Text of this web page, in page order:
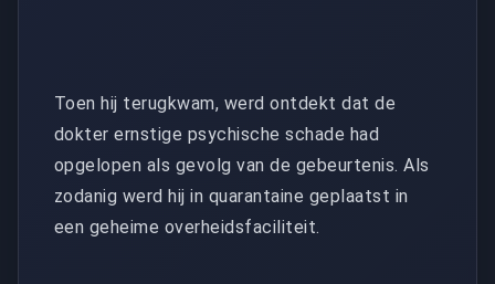
Toen hij terugkwam, werd ontdekt dat de
dokter ernstige psychische schade had
opgelopen als gevolg van de gebeurtenis. Als
zodanig werd hij in quarantaine geplaatst in
een geheime overheidsfaciliteit.